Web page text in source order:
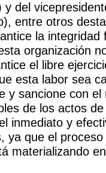
y del
entre otros
la integridad
organización
el libre
esta labor sea
y sancione con el
de los actos
inmediato y
ya que el
materializando